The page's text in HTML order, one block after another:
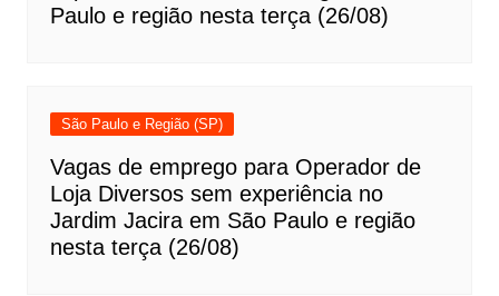
Paulo e região nesta terça (26/08)
São Paulo e Região (SP)
Vagas de emprego para Operador de
Loja Diversos sem experiência no
Jardim Jacira em São Paulo e região
nesta terça (26/08)